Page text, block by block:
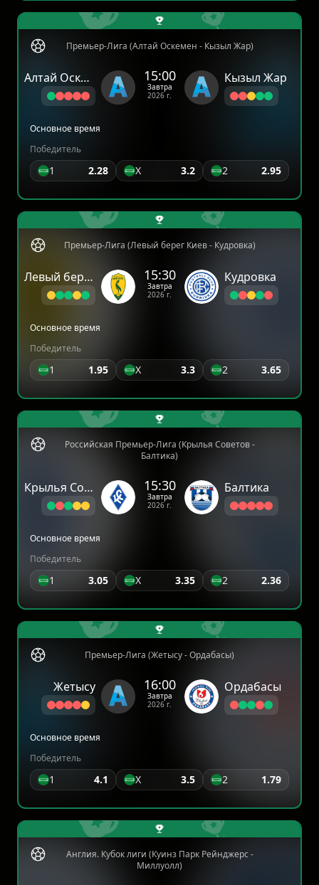
Премьер-Лига (Алтай Оскемен - Кызыл Жар)
Алтай Оскемен 15:00
Завтра
2026 г.
Кызыл Жар
Основное время
Победитель
1 2.28 X 3.2 2 2.95
Премьер-Лига (Левый берег Киев - Кудровка)
Левый берег Киев 15:30
Завтра
2026 г.
Кудровка
Основное время
Победитель
1 1.95 X 3.3 2 3.65
Российская Премьер-Лига (Крылья Советов -
Балтика)
Крылья Советов 15:30
Завтра
2026 г.
Балтика
Основное время
Победитель
1 3.05 X 3.35 2 2.36
Премьер-Лига (Жетысу - Ордабасы)
Жетысу 16:00
Завтра
2026 г.
Ордабасы
Основное время
Победитель
1 4.1 X 3.5 2 1.79
Англия. Кубок лиги (Куинз Парк Рейнджерс -
Миллуолл)